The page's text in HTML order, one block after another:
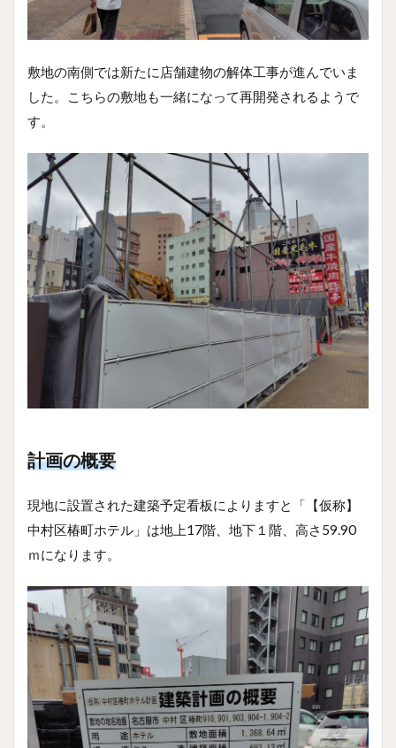
敷地の南側では新たに店舗建物の解体工事が進んでいま
した。こちらの敷地も一緒になって再開発されるようで
す。
計画の概要
現地に設置された建築予定看板によりますと「【仮称】
中村区椿町ホテル」は地上17階、地下１階、高さ59.90
ｍになります。